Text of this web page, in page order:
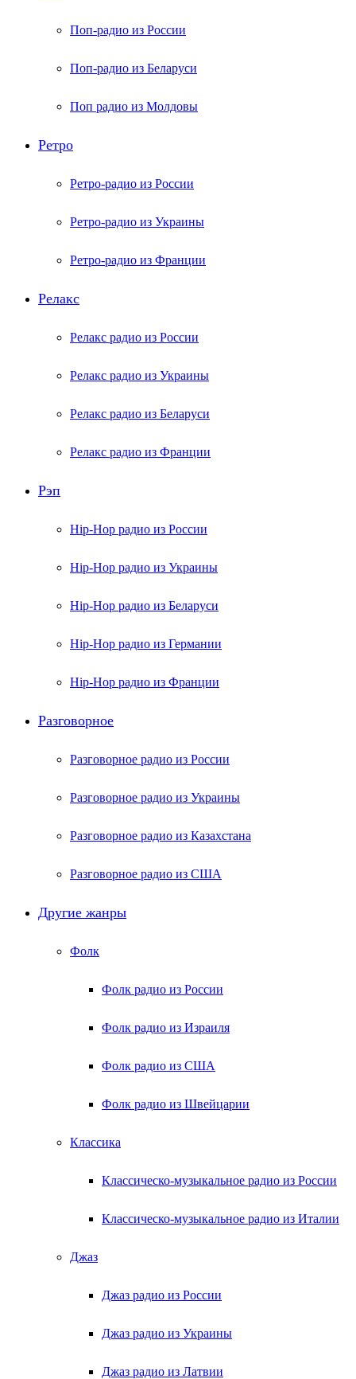
Поп-радио из России
Поп-радио из Беларуси
Поп радио из Молдовы
Ретро
Ретро-радио из России
Ретро-радио из Украины
Ретро-радио из Франции
Релакс
Релакс радио из России
Релакс радио из Украины
Релакс радио из Беларуси
Релакс радио из Франции
Рэп
Hip-Hop радио из России
Hip-Hop радио из Украины
Hip-Hop радио из Беларуси
Hip-Hop радио из Германии
Hip-Hop радио из Франции
Разговорное
Разговорное радио из России
Разговорное радио из Украины
Разговорное радио из Казахстана
Разговорное радио из США
Другие жанры
Фолк
Фолк радио из России
Фолк радио из Израиля
Фолк радио из США
Фолк радио из Швейцарии
Классика
Классическо-музыкальное радио из России
Классическо-музыкальное радио из Италии
Джаз
Джаз радио из России
Джаз радио из Украины
Джаз радио из Латвии